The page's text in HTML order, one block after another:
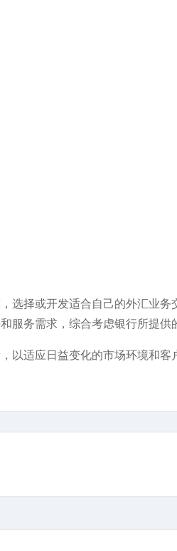
选择或开发适合自己的外汇业
服务需求，综合考虑银行所提供
以适应日益变化的市场环境和客